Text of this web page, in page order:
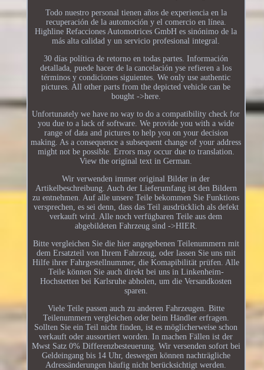
Todo nuestro personal tienen años de experiencia en la
recuperación de la automoción y el comercio en línea.
Highline Refacciones Automotrices GmbH es sinónimo de la
más alta calidad y un servicio profesional integral.
30 días política de retorno en todas partes. Información
detallada, puede hacer de la cancelación yse refieren a los
términos y condiciones siguientes. We only use authentic
pictures. All other parts from the depicted vehicle can be
bought ->here.
Unfortunately we have no way to do a compatibility check for
you due to a lack of software. We provide you with a wide
range of data and pictures to help you on your decision
making. As a consequence a subsequent change of your address
might not be possible. Errors may occur due to translation.
View the original text in German.
Wir verwenden immer original Bilder in der
Artikelbeschreibung. Auch der Lieferumfang ist den Bildern
zu entnehmen. Auf alle unsere Teile bekommen Sie Funktions
versprechen, es sei denn, dass das Teil ausdrücklich als defekt
verkauft wird. Alle noch verfügbaren Teile aus dem
abgebildeten Fahrzeug sind ->HIER.
Bitte vergleichen Sie die hier angegebenen Teilenummern mit
dem Ersatzteil von Ihrem Fahrzeug, oder lassen Sie uns mit
Hilfe ihrer Fahrgestellnummer, die Komapibilität prüfen. Alle
Teile können Sie auch direkt bei uns in Linkenheim-
Hochstetten bei Karlsruhe abholen, um die Versandkosten
sparen.
Viele Teile passen auch zu anderen Fahrzeugen. Bitte
Teilenummern vergleichen oder beim Händler erfragen.
Sollten Sie ein Teil nicht finden, ist es möglicherweise schon
verkauft oder aussortiert worden. In machen Fällen ist der
Mwst Satz 0% Differenzbesteuerung. Wir versenden sofort bei
Geldeingang bis 14 Uhr, deswegen können nachträgliche
Adressänderungen häufig nicht berücksichtigt werden.